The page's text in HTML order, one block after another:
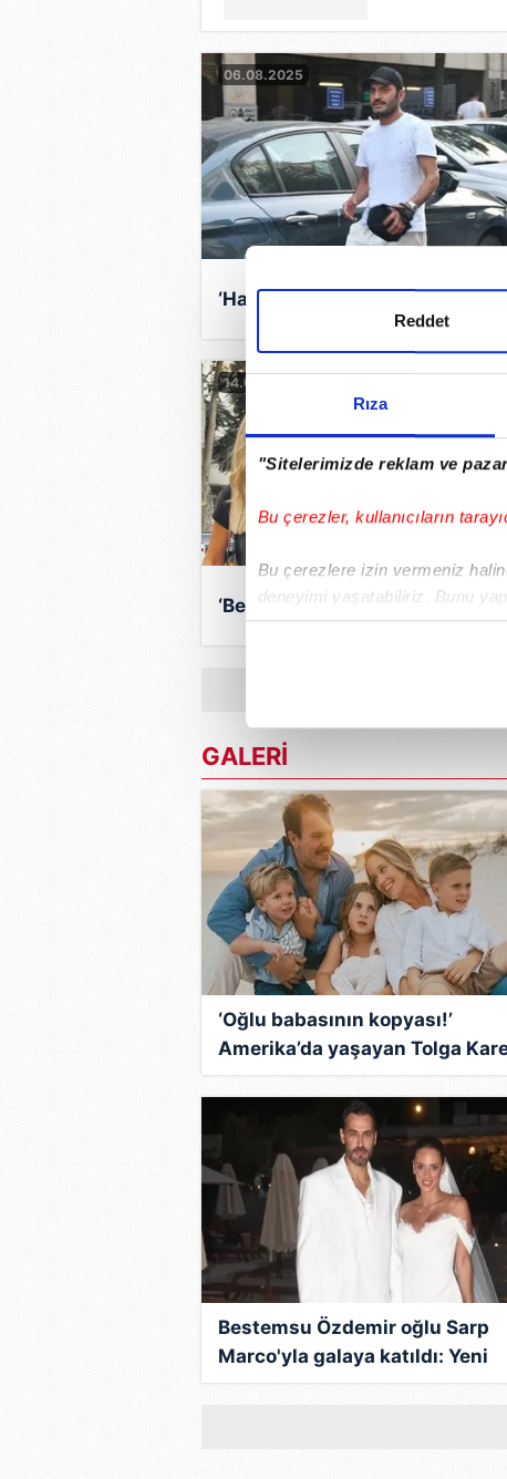
Rıza
"Sitelerimizde reklam ve
Bu çerezler, kullanıcıların
Bu çerezlere izin vermeniz
deneyimi yaşatabiliriz. Bunu
içerikleri sunabilmek adına
Her halükârda, kullanıcılar,
Sizlere daha iyi bir hizmet
çerezler vasıtasıyla çeşitli
amacıyla kullanılmaktadır.
reklam/pazarlama faaliyetlerinin
Çerezlere ilişkin tercihlerinizi
butonuna tıklayabilir,Çerez
6698 sayılı Kişisel Verilerin
mevzuata uygun olarak
Reddet
06.08.2025
‘Hayranlarım hep peşimde’
14.07.2025
‘Benim param ikimize de yeter!’
GALERİ
‘Oğlu babasının kopyası!’
Amerika’da yaşayan Tolga
oğlunu paylaştı!
Bestemsu Özdemir oğlu Sarp
Marco'yla galaya katıldı: Yeni
çantam!